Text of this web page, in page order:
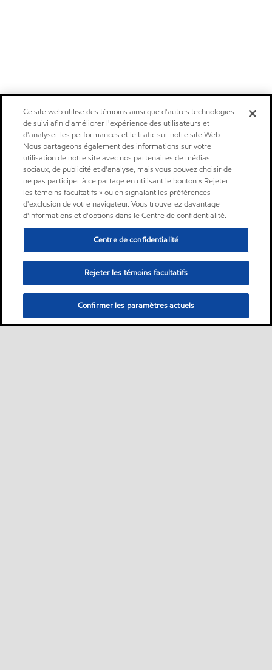
Ce site web utilise des témoins ainsi que d'autres technologies
de suivi afin d'améliorer l'expérience des utilisateurs et
d'analyser les performances et le trafic sur notre site Web.
Nous partageons également des informations sur votre
utilisation de notre site avec nos partenaires de médias
sociaux, de publicité et d'analyse, mais vous pouvez choisir de
ne pas participer à ce partage en utilisant le bouton « Rejeter
les témoins facultatifs » ou en signalant les préférences
d'exclusion de votre navigateur. Vous trouverez davantage
d'informations et d'options dans le Centre de confidentialité.
Centre de confidentialité
Rejeter les témoins facultatifs
Confirmer les paramètres actuels